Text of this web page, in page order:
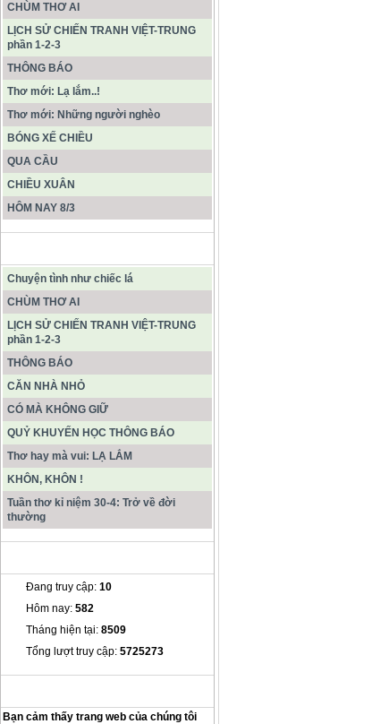
CHÙM THƠ AI
LỊCH SỬ CHIẾN TRANH VIỆT-TRUNG
phần 1-2-3
THÔNG BÁO
Thơ mới: Lạ lắm..!
Thơ mới: Những người nghèo
BÓNG XẾ CHIỀU
QUA CẦU
CHIỀU XUÂN
HÔM NAY 8/3
Chuyện tình như chiếc lá
CHÙM THƠ AI
LỊCH SỬ CHIẾN TRANH VIỆT-TRUNG
phần 1-2-3
THÔNG BÁO
CĂN NHÀ NHỎ
CÓ MÀ KHÔNG GIỮ
QUỶ KHUYẾN HỌC THÔNG BÁO
Thơ hay mà vui: LẠ LẮM
KHÔN, KHÔN !
Tuần thơ kỉ niệm 30-4: Trở về đời
thường
Đang truy cập: 10
Hôm nay: 582
Tháng hiện tại: 8509
Tổng lượt truy cập: 5725273
Bạn cảm thấy trang web của chúng tôi